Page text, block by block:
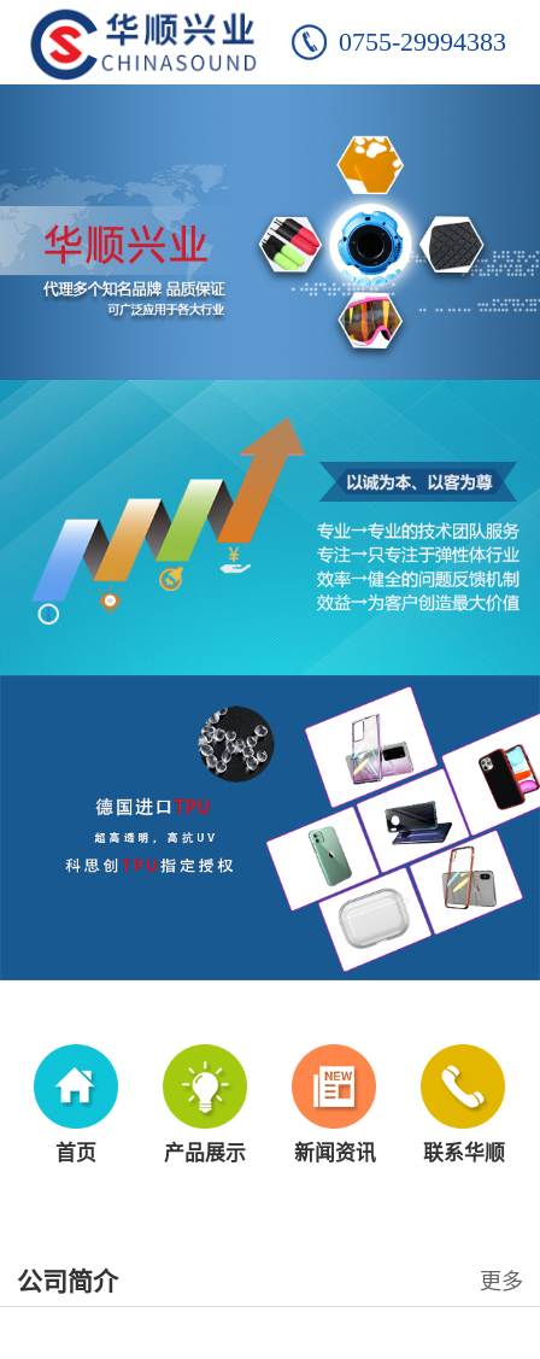
0755-29994383
首页 产品展示 新闻资讯 联系华顺
公司简介 更多